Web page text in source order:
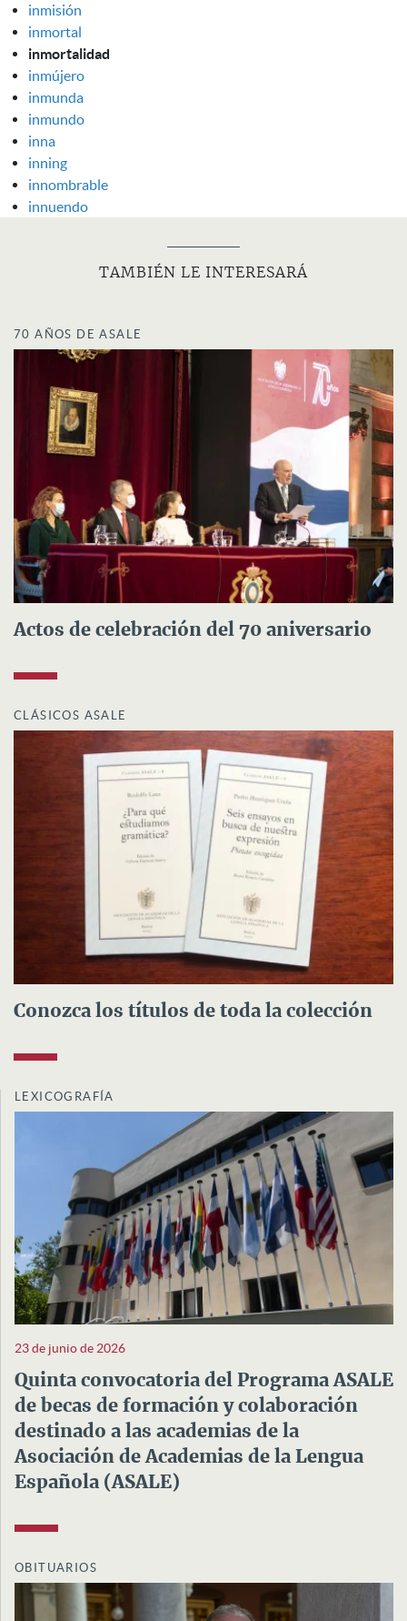
inmisión
inmortal
inmortalidad
inmújero
inmunda
inmundo
inna
inning
innombrable
innuendo
TAMBIÉN LE INTERESARÁ
70 AÑOS DE ASALE
Actos de celebración del 70 aniversario
CLÁSICOS ASALE
Conozca los títulos de toda la colección
LEXICOGRAFÍA
23 de junio de 2026
Quinta convocatoria del Programa ASALE
de becas de formación y colaboración
destinado a las academias de la
Asociación de Academias de la Lengua
Española (ASALE)
OBITUARIOS